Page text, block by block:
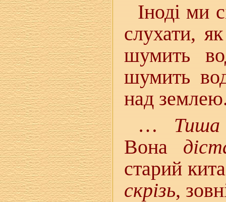
Іноді ми
слухати,
шумить
шумить
над
…Тиша
Вона
старий
скрізь,